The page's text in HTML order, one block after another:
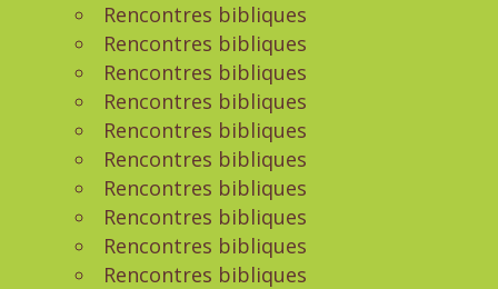
Rencontres bibliques
Rencontres bibliques
Rencontres bibliques
Rencontres bibliques
Rencontres bibliques
Rencontres bibliques
Rencontres bibliques
Rencontres bibliques
Rencontres bibliques
Rencontres bibliques